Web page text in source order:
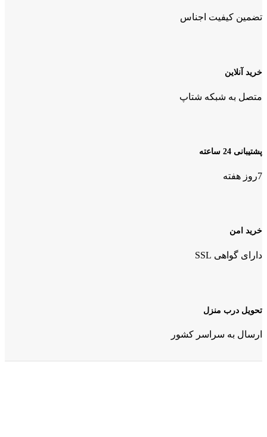
تضمین کیفیت اجناس
خرید آنلاین
متصل به شبکه شتاپ
پشتیبانی 24 ساعته
7روز هفته
خرید امن
دارای گواهی SSL
تحویل درب منزل
ارسال به سراسر کشور